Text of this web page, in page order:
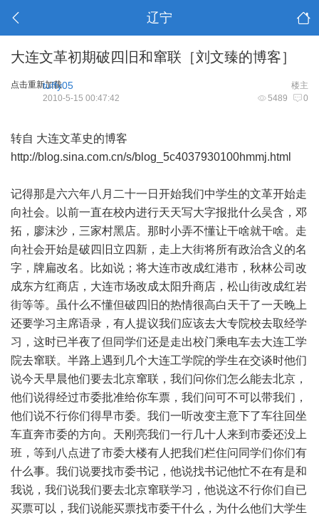
辽宁
大连文革初期破四旧和窜联［刘文臻的博客］
点击重新加载 楼主
tuffy05
5489 0
2010-5-15 00:47:42
转自 大连文革史的博客
http://blog.sina.com.cn/s/blog_5c4037930100hmmj.html
记得那是六六年八月二十一日开始我们中学生的文革开始走
向社会。以前一直在校内进行天天写大字报批什么吴含，邓
拓，廖沫沙，三家村黑店。那时小弄不懂让干啥就干啥。走
向社会开始是破四旧立四新，走上大街将所有政治含义的名
字，牌扁改名。比如说；将大连市改成红港市，秋林公司改
成东方红商店，大连市场改成太阳升商店，松山街改成红岩
街等等。虽什么不懂但破四旧的热情很高白天干了一天晚上
还要学习主席语录，有人提议我们应该去大专院校去取经学
习，这时已半夜了但同学们还是走出校门乘电车去大连工学
院去窜联。半路上遇到几个大连工学院的学生在交谈时他们
说今天早晨他们要去北京窜联，我们问你们怎么能去北京，
他们说得经过市委批准给你车票，我们问可不可以带我们，
他们说不行你们得早市委。我们一听改变主意下了车往回坐
车直奔市委的方向。天刚亮我们一行几十人来到市委还没上
班，等到八点进了市委大楼有人把我们栏住问同学们你们有
什么事。我们说要找市委书记，他说找书记他忙不在有是和
我说，我们说我们要去北京窜联学习，他说这不行你们自已
买票可以，我们说能买票找市委干什么，为什么他们大学生